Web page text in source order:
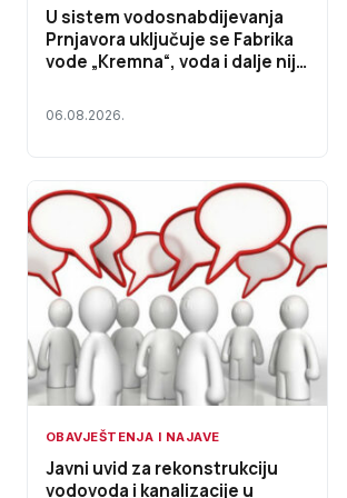
U sistem vodosnabdijevanja
Prnjavora uključuje se Fabrika
vode „Kremna“, voda i dalje nije
06.08.2026.
OBAVJEŠTENJA I NAJAVE
Javni uvid za rekonstrukciju
vodovoda i kanalizacije u